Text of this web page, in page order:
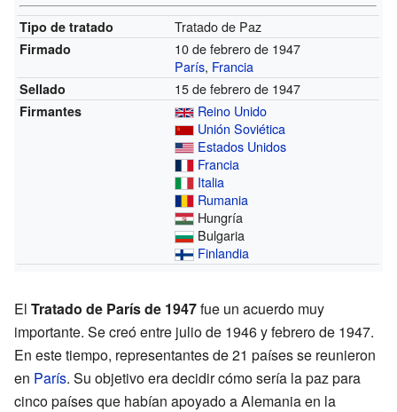
Tipo de tratado Tratado de Paz
Firmado
10 de febrero de 1947
París, Francia
Sellado 15 de febrero de 1947
Firmantes
Reino Unido
Unión Soviética
Estados Unidos
Francia
Italia
Rumania
Hungría
Bulgaria
Finlandia
El Tratado de París de 1947fue un acuerdo muy
importante. Se creó entre julio de 1946 y febrero de 1947.
En este tiempo, representantes de 21 países se reunieron
en París. Su objetivo era decidir cómo sería la paz para
cinco países que habían apoyado a Alemania en la